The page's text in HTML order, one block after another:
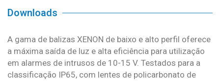
Downloads
A gama de balizas XENON de baixo e alto perfil oferece
a máxima saída de luz e alta eficiência para utilização
em alarmes de intrusos de 10-15 V. Testados para a
classificação IP65, com lentes de policarbonato de